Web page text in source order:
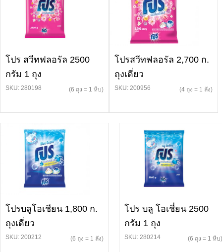
โปร สวีทฟลอรัล 2500
กรัม 1 ถุง
SKU: 280198 (6 ถุง = 1 หีบ)
โปรสวีทฟลอรัล 2,700 ก.
ถุงเดี่ยว
SKU: 200956 (4 ถุง = 1 ลัง)
โปรบลูโอเชียน 1,800 ก.
ถุงเดี่ยว
SKU: 200212 (6 ถุง = 1 ลัง)
โปร บลู โอเชี่ยน 2500
กรัม 1 ถุง
SKU: 280214 (6 ถุง = 1 หีบ)